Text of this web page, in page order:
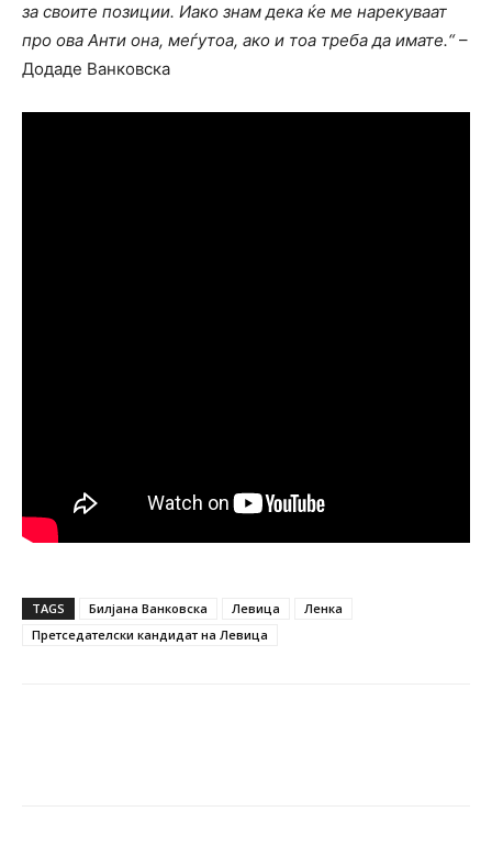
за своите позиции. Иако знам дека ќе ме нарекуваат
про ова Анти она, меѓутоа, ако и тоа треба да имате.“–
Додаде Ванковска
TAGS Билјана Ванковска Левица
Ленка
Претседателски кандидат на Левица